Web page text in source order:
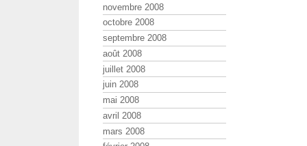
novembre 2008
octobre 2008
septembre 2008
août 2008
juillet 2008
juin 2008
mai 2008
avril 2008
mars 2008